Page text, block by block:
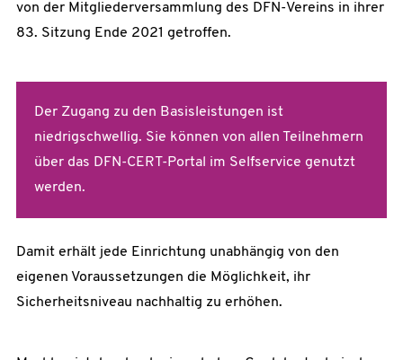
von der Mitgliederversammlung des DFN-Vereins in ihrer
83. Sitzung Ende 2021 getroffen.
Der Zugang zu den Basisleistungen ist
niedrigschwellig. Sie können von allen Teilnehmern
über das DFN-CERT-Portal im Selfservice genutzt
werden.
Damit erhält jede Einrichtung unabhängig von den
eigenen Voraussetzungen die Möglichkeit, ihr
Sicherheitsniveau nachhaltig zu erhöhen.